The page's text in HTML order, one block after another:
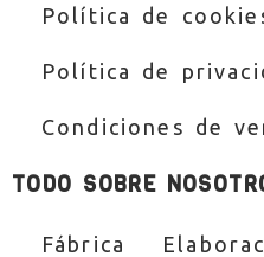
Política de
Política de
Condiciones de
TODO SOBRE
Fábrica